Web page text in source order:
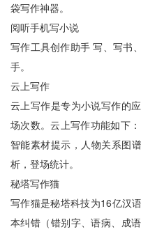
袋写作神器。
阅听手机写小说
写作工具创作助手 写、写书
手。
云上写作
云上写作是专为小说写作的
场次数。云上写作功能如下
智能素材提示，人物关系图
析，登场统计。
秘塔写作猫
写作猫是秘塔科技为16亿汉
本纠错（错别字、语病、成